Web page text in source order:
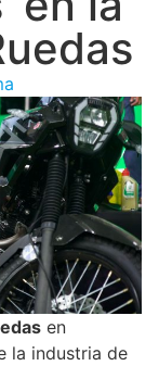
en
la industria de